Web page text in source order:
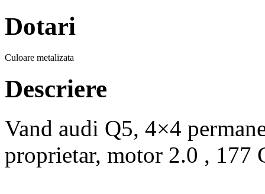
Dotari
Culoare metalizata
Descriere
Vand audi Q5, 4×4
proprietar, motor 2.0 ,